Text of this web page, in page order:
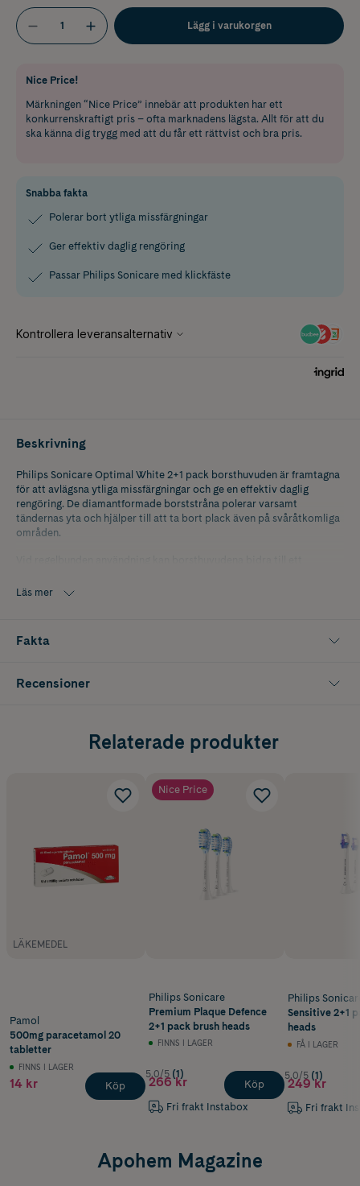
Lägg i varukorgen
Nice Price!
Märkningen “Nice Price” innebär att produkten har ett
konkurrenskraftigt pris – ofta marknadens lägsta. Allt för att du
ska känna dig trygg med att du får ett rättvist och bra pris.
Snabba fakta
Polerar bort ytliga missfärgningar
Ger effektiv daglig rengöring
Passar Philips Sonicare med klickfäste
Beskrivning
Philips Sonicare Optimal White 2+1 pack borsthuvuden är framtagna
för att avlägsna ytliga missfärgningar och ge en effektiv daglig
rengöring. De diamantformade borststråna polerar varsamt
tändernas yta och hjälper till att ta bort plack även på svåråtkomliga
områden.
testade och kompatibla med alla Philips Sonicare-tandborstar med
borsthuvud var tredje månad eller när borststråna börjar spreta.
White (2+1 pack).
Läs mer
Fakta
Recensioner
Relaterade produkter
LÄKEMEDEL
Pamol
500mg paracetamol 20
tabletter
FINNS I LAGER
14 kr Köp
Nice Price
Philips Sonicare
Premium Plaque Defence
2+1 pack brush heads
FINNS I LAGER
5.0/5 (1)
266 kr
Fri frakt Instabox
Köp
Philips
Sensitive 2+1
heads
FÅ I LAGER
5.0/5 (1)
249 kr
Fri frakt
Apohem Magazine